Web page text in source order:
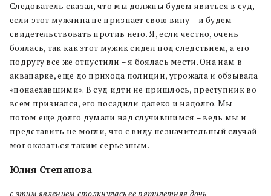
Следователь сказал, что мы должны будем явиться в суд,
если этот мужчина не признает свою вину – и будем
свидетельствовать против него. Я, если честно, очень
боялась, так как этот мужик сидел под следствием, а его
подругу все же отпустили – я боялась мести. Она нам в
аквапарке, еще до прихода полиции, угрожала и обзывала
«понаехавшими». В суд идти не пришлось, преступник во
всем признался, его посадили далеко и надолго. Мы
потом еще долго думали над случившимся – ведь мы и
представить не могли, что с виду незначительный случай
мог оказаться таким серьезным.
Юлия Степанова
с этим явлением столкнулась ее пятилетняя дочь